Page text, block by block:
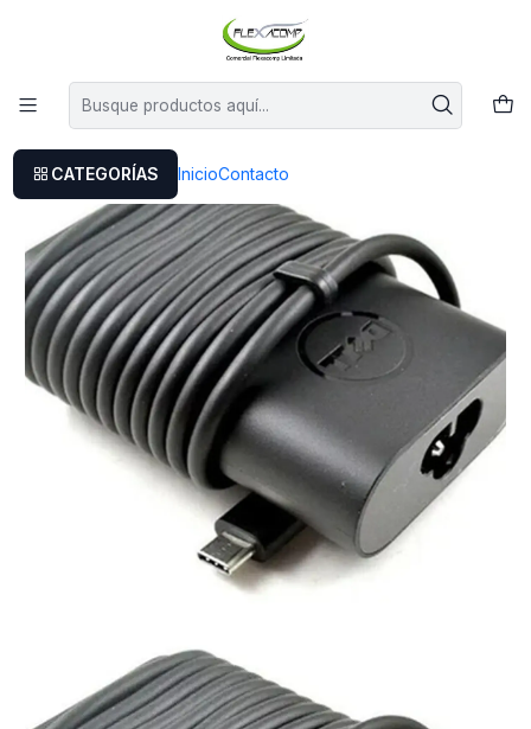
CATEGORÍAS InicioContacto
Este es el texto del slide